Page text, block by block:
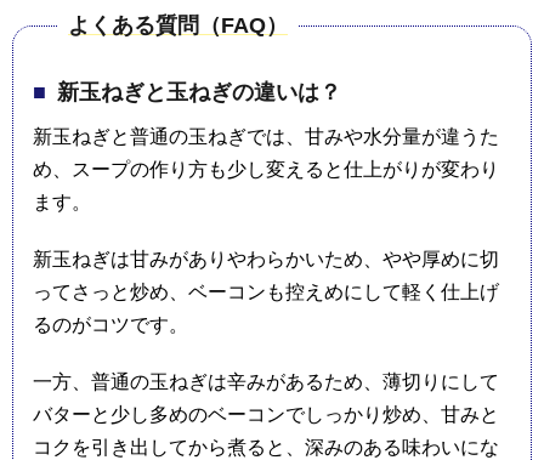
よくある質問（FAQ）
新玉ねぎと玉ねぎの違いは？
新玉ねぎと普通の玉ねぎでは、甘みや水分量が違うた
め、スープの作り方も少し変えると仕上がりが変わり
ます。
新玉ねぎは甘みがありやわらかいため、やや厚めに切
ってさっと炒め、ベーコンも控えめにして軽く仕上げ
るのがコツです。
一方、普通の玉ねぎは辛みがあるため、薄切りにして
バターと少し多めのベーコンでしっかり炒め、甘みと
コクを引き出してから煮ると、深みのある味わいにな